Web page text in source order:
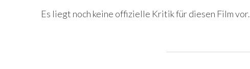
Es liegt noch keine offizielle Kritik für diesen Film vor.